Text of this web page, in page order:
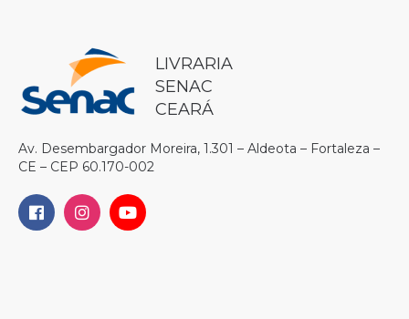
LIVRARIA
SENAC
CEARÁ
Av. Desembargador Moreira, 1.301 – Aldeota – Fortaleza –
CE – CEP 60.170-002